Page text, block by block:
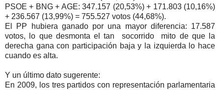
PSOE + BNG + AGE: 347.157 (20,53%) + 171.803 (10,16%)
+ 236.567 (13,99%) = 755.527 votos (44,68%).
El PP hubiera ganado por una mayor diferencia: 17.587
votos, lo que desmonta el tan socorrido mito de que la
derecha gana con participación baja y la izquierda lo hace
cuando es alta.
Y un último dato sugerente:
En 2009, los tres partidos con representación parlamentaria